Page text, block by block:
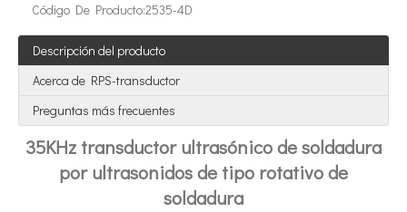
Código De Producto:2535-4D
Descripción del producto
Acerca de RPS-transductor
Preguntas más frecuentes
35KHz transductor ultrasónico de soldadura
por ultrasonidos de tipo rotativo de
soldadura